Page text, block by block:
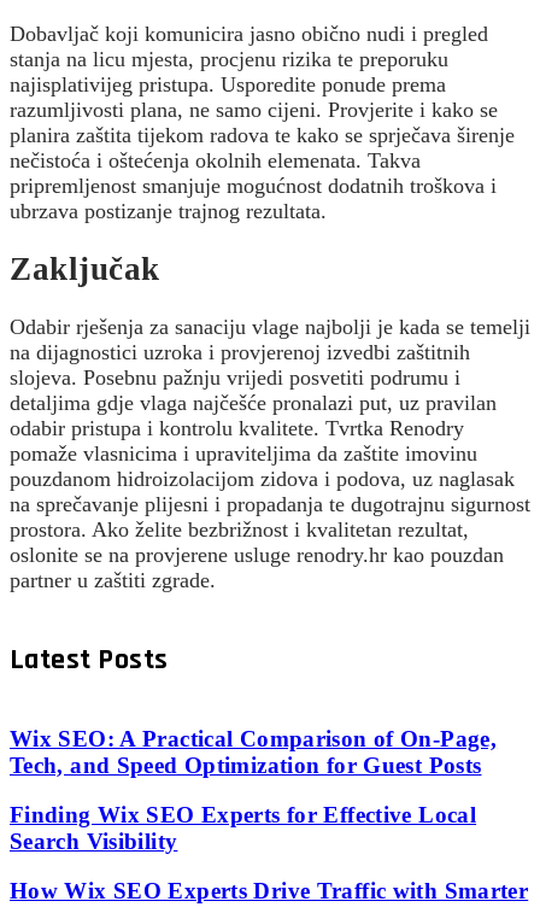
Dobavljač koji komunicira jasno obično nudi i pregled
stanja na licu mjesta, procjenu rizika te preporuku
najisplativijeg pristupa. Usporedite ponude prema
razumljivosti plana, ne samo cijeni. Provjerite i kako se
planira zaštita tijekom radova te kako se sprječava širenje
nečistoća i oštećenja okolnih elemenata. Takva
pripremljenost smanjuje mogućnost dodatnih troškova i
ubrzava postizanje trajnog rezultata.
Zaključak
Odabir rješenja za sanaciju vlage najbolji je kada se temelji
na dijagnostici uzroka i provjerenoj izvedbi zaštitnih
slojeva. Posebnu pažnju vrijedi posvetiti podrumu i
detaljima gdje vlaga najčešće pronalazi put, uz pravilan
odabir pristupa i kontrolu kvalitete. Tvrtka Renodry
pomaže vlasnicima i upraviteljima da zaštite imovinu
pouzdanom hidroizolacijom zidova i podova, uz naglasak
na sprečavanje plijesni i propadanja te dugotrajnu sigurnost
prostora. Ako želite bezbrižnost i kvalitetan rezultat,
oslonite se na provjerene usluge renodry.hr kao pouzdan
partner u zaštiti zgrade.
Latest Posts
Wix SEO: A Practical Comparison of On-Page,
Tech, and Speed Optimization for Guest Posts
Finding Wix SEO Experts for Effective Local
Search Visibility
How Wix SEO Experts Drive Traffic with Smarter